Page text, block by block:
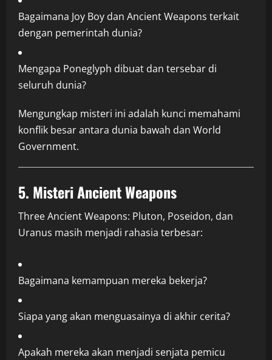
Bagaimana Joy Boy dan Ancient Weapons terkait
dengan pemerintah dunia?
Mengapa Poneglyph dibuat dan tersebar di
seluruh dunia?
Mengungkap misteri ini adalah kunci memahami
konflik besar antara dunia bawah dan World
Government.
5. Misteri Ancient Weapons
Three Ancient Weapons: Pluton, Poseidon, dan
Uranus masih menjadi rahasia terbesar:
Bagaimana kemampuan mereka bekerja?
Siapa yang akan menguasainya di akhir cerita?
Apakah mereka akan menjadi senjata pemicu